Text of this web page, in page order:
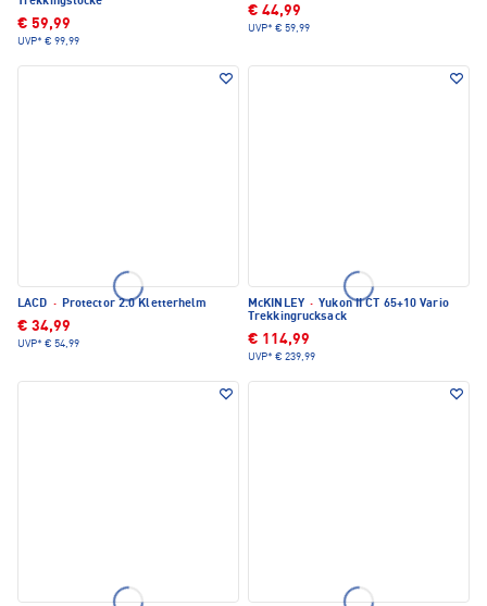
€ 59,99
UVP* € 99,99
€ 44,99
UVP* € 59,99
LACD · Protector 2.0 Kletterhelm
€ 34,99
UVP* € 54,99
McKINLEY · Yukon II CT 65+10 Vario
Trekkingrucksack
€ 114,99
UVP* € 239,99